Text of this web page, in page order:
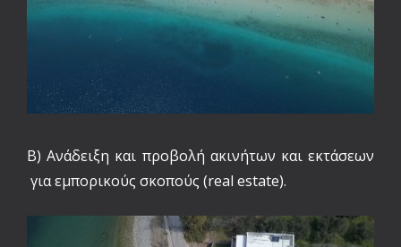
Β) Ανάδειξη και προβολή ακινήτων και εκτάσεων
για εμπορικούς σκοπούς (real estate).